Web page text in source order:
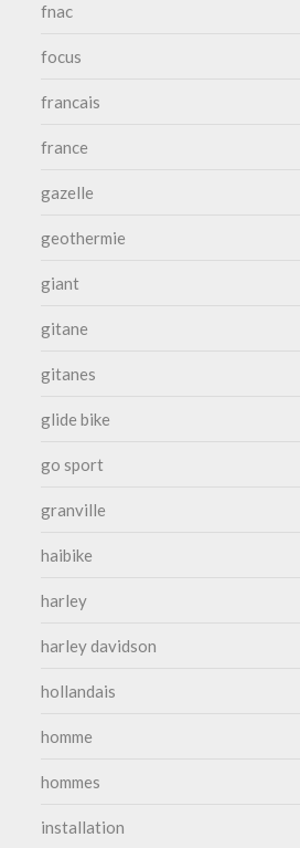
fnac
focus
francais
france
gazelle
geothermie
giant
gitane
gitanes
glide bike
go sport
granville
haibike
harley
harley davidson
hollandais
homme
hommes
installation